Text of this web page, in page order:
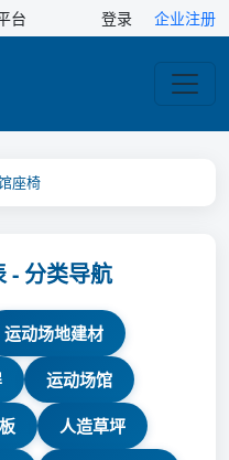
台 登录 企业注册
座椅
- 分类导航
运动场地建材
运动场馆
人造草坪